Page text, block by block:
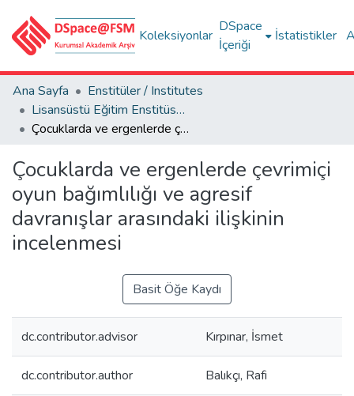
Koleksiyonlar
DSpace
İçeriği
İstatistikler
Ana Sayfa
Enstitüler / Institutes
Lisansüstü Eğitim Enstitüsü Tez Koleksiyonu
Çocuklarda ve ergenlerde çevrimiçi oyun bağımlılığı ve agresif davranışlar arasındaki ilişkinin incelenmesi
Çocuklarda ve ergenlerde çevrimiçi
oyun bağımlılığı ve agresif
davranışlar arasındaki ilişkinin
incelenmesi
Basit Öğe Kaydı
dc.contributor.advisor Kırpınar, İsmet
dc.contributor.author Balıkçı, Rafi